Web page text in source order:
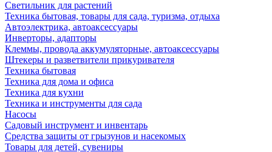
Светильник для растений
Техника бытовая, товары для сада, туризма, отдыха
Автоэлектрика, автоаксессуары
Инверторы, адапторы
Клеммы, провода аккумуляторные, автоаксессуары
Штекеры и разветвители прикуривателя
Техника бытовая
Техника для дома и офиса
Техника для кухни
Техника и инструменты для сада
Насосы
Садовый инструмент и инвентарь
Средства защиты от грызунов и насекомых
Товары для детей, сувениры